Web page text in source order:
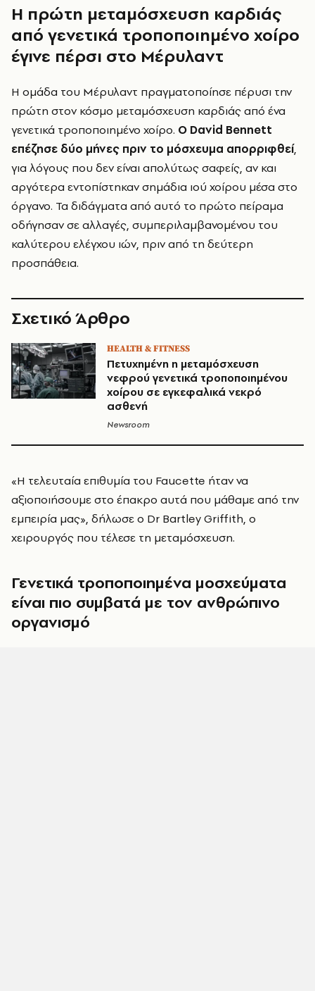
Η πρώτη μεταμόσχευση καρδιάς
από γενετικά τροποποιημένο χοίρο
έγινε πέρσι στο Μέρυλαντ
Η ομάδα του Μέρυλαντ πραγματοποίησε πέρυσι την
πρώτη στον κόσμο μεταμόσχευση καρδιάς από ένα
γενετικά τροποποιημένο χοίρο. Ο David Bennett
επέζησε δύο μήνες πριν το μόσχευμα απορριφθεί,
για λόγους που δεν είναι απολύτως σαφείς, αν και
αργότερα εντοπίστηκαν σημάδια ιού χοίρου μέσα στο
όργανο. Τα διδάγματα από αυτό το πρώτο πείραμα
οδήγησαν σε αλλαγές, συμπεριλαμβανομένου του
καλύτερου ελέγχου ιών, πριν από τη δεύτερη
προσπάθεια.
Σχετικό Άρθρο
HEALTH & FITNESS
Πετυχημένη η μεταμόσχευση
νεφρού γενετικά τροποποιημένου
χοίρου σε εγκεφαλικά νεκρό
ασθενή
Newsroom
«Η τελευταία επιθυμία του Faucette ήταν να
αξιοποιήσουμε στο έπακρο αυτά που μάθαμε από την
εμπειρία μας», δήλωσε ο Dr Bartley Griffith, ο
χειρουργός που τέλεσε τη μεταμόσχευση.
Γενετικά τροποποιημένα μοσχεύματα
είναι πιο συμβατά με τον ανθρώπινο
οργανισμό